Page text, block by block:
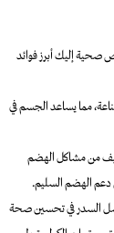
صحية إليك أبرز فوائد
مما يساعد الجسم في
من مشاكل الهضم
دعم الهضم السليم.
عسل السدر في تحسين صحة